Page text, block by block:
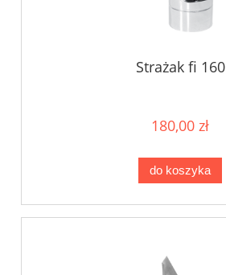
Strażak fi 160
180,00 zł
do koszyka